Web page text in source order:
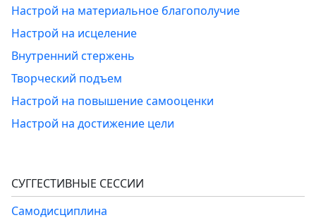
Настрой на материальное благополучие
Настрой на исцеление
Внутренний стержень
Творческий подъем
Настрой на повышение самооценки
Настрой на достижение цели
СУГГЕСТИВНЫЕ СЕССИИ
Самодисциплина